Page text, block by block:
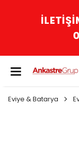
Eviye & Batarya